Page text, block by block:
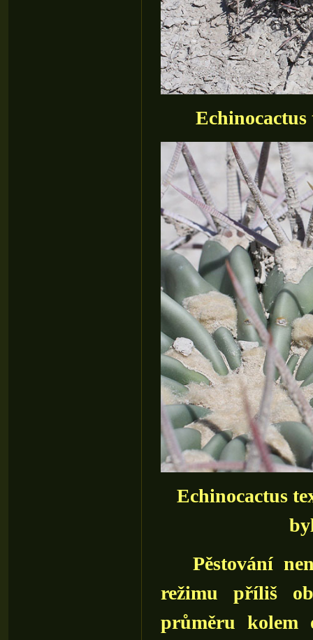
Echinocactus
Echinocactus
Pěstování
režimu příliš
průměru kolem